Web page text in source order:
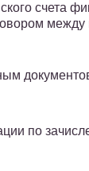
счета
между
по